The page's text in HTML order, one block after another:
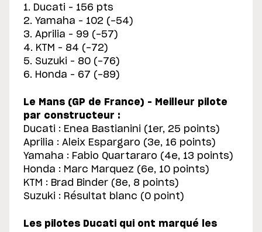
1. Ducati – 156 pts
2. Yamaha – 102 (-54)
3. Aprilia – 99 (-57)
4. KTM – 84 (-72)
5. Suzuki – 80 (-76)
6. Honda – 67 (-89)
Le Mans (GP de France) – Meilleur pilote
par constructeur :
Ducati : Enea Bastianini (1er, 25 points)
Aprilia : Aleix Espargaro (3e, 16 points)
Yamaha : Fabio Quartararo (4e, 13 points)
Honda : Marc Marquez (6e, 10 points)
KTM : Brad Binder (8e, 8 points)
Suzuki : Résultat blanc (0 point)
Les pilotes Ducati qui ont marqué les